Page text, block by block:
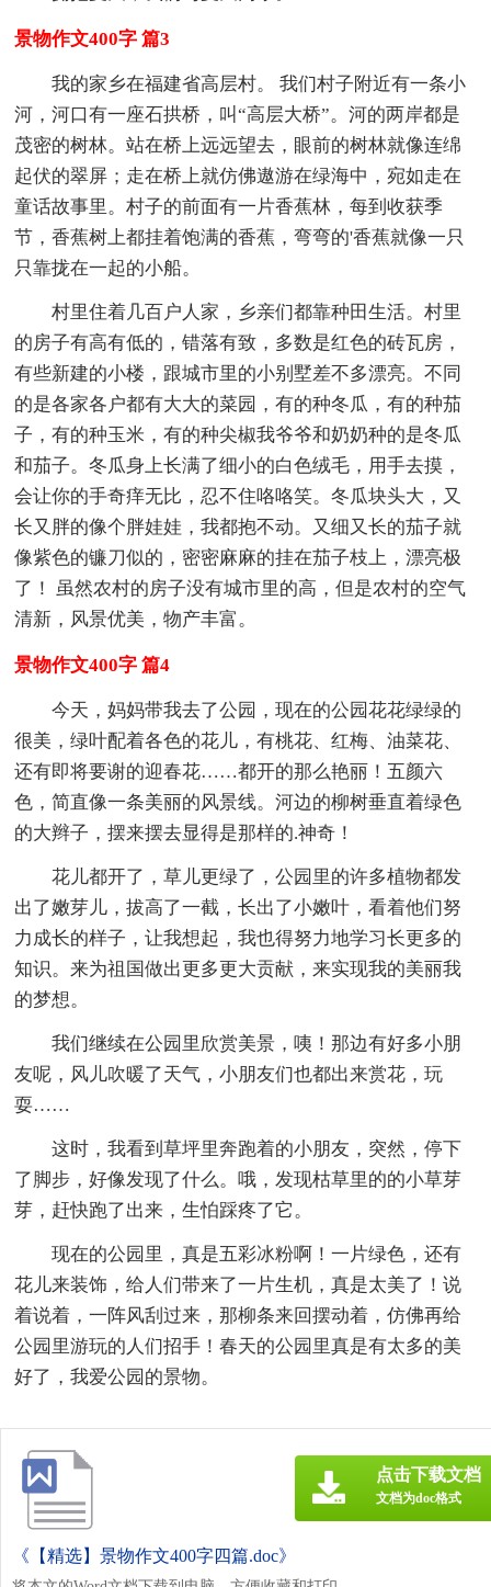
景物作文400字 篇3
我的家乡在福建省高层村。 我们村子附近有一条小
河，河口有一座石拱桥，叫“高层大桥”。河的两岸都是
茂密的树林。站在桥上远远望去，眼前的树林就像连绵
起伏的翠屏；走在桥上就仿佛遨游在绿海中，宛如走在
童话故事里。村子的前面有一片香蕉林，每到收获季
节，香蕉树上都挂着饱满的香蕉，弯弯的'香蕉就像一只
只靠拢在一起的小船。
村里住着几百户人家，乡亲们都靠种田生活。村里
的房子有高有低的，错落有致，多数是红色的砖瓦房，
有些新建的小楼，跟城市里的小别墅差不多漂亮。不同
的是各家各户都有大大的菜园，有的种冬瓜，有的种茄
子，有的种玉米，有的种尖椒我爷爷和奶奶种的是冬瓜
和茄子。冬瓜身上长满了细小的白色绒毛，用手去摸，
会让你的手奇痒无比，忍不住咯咯笑。冬瓜块头大，又
长又胖的像个胖娃娃，我都抱不动。又细又长的茄子就
像紫色的镰刀似的，密密麻麻的挂在茄子枝上，漂亮极
了！ 虽然农村的房子没有城市里的高，但是农村的空气
清新，风景优美，物产丰富。
景物作文400字 篇4
今天，妈妈带我去了公园，现在的公园花花绿绿的
很美，绿叶配着各色的花儿，有桃花、红梅、油菜花、
还有即将要谢的迎春花……都开的那么艳丽！五颜六
色，简直像一条美丽的风景线。河边的柳树垂直着绿色
的大辫子，摆来摆去显得是那样的.神奇！
花儿都开了，草儿更绿了，公园里的许多植物都发
出了嫩芽儿，拔高了一截，长出了小嫩叶，看着他们努
力成长的样子，让我想起，我也得努力地学习长更多的
知识。来为祖国做出更多更大贡献，来实现我的美丽我
的梦想。
我们继续在公园里欣赏美景，咦！那边有好多小朋
友呢，风儿吹暖了天气，小朋友们也都出来赏花，玩
耍……
这时，我看到草坪里奔跑着的小朋友，突然，停下
了脚步，好像发现了什么。哦，发现枯草里的的小草芽
芽，赶快跑了出来，生怕踩疼了它。
现在的公园里，真是五彩冰粉啊！一片绿色，还有
花儿来装饰，给人们带来了一片生机，真是太美了！说
着说着，一阵风刮过来，那柳条来回摆动着，仿佛再给
公园里游玩的人们招手！春天的公园里真是有太多的美
好了，我爱公园的景物。
《【精选】景物作文400字四篇.doc》
点击下载文档
文档为doc格式